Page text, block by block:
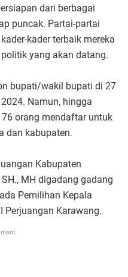
dari berbagai
puncak. Partai-partai
kader terbaik mereka
yang akan datang.
bupati/wakil bupati di 27
Namun, hingga
orang mendaftar untuk
dan kabupaten.
Kabupaten
MH digadang gadang
Pemilihan Kepala
Perjuangan Karawang.